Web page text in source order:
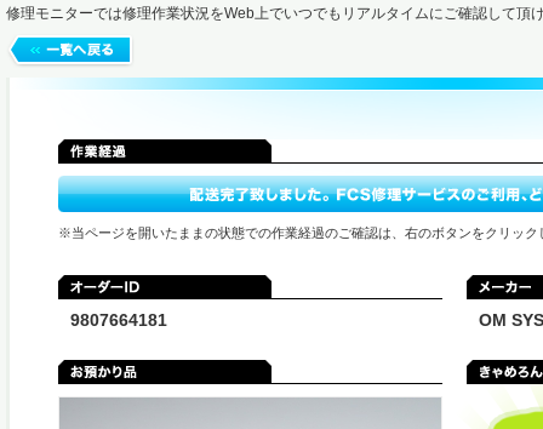
修理モニターでは修理作業状況をWeb上でいつでもリアルタイムにご確認して頂
※当ページを開いたままの状態での作業経過のご確認は、右のボタンをクリック
9807664181 OM